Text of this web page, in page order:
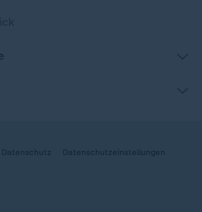
Datenschutz Datenschutzeinstellungen